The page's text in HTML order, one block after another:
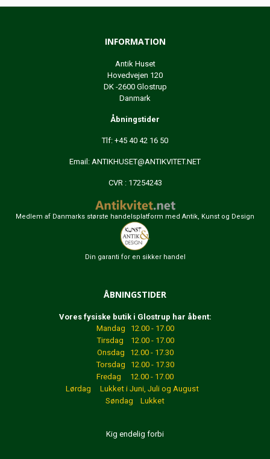
INFORMATION
Antik Huset
Hovedvejen 120
DK -2600 Glostrup
Danmark
Åbningstider
Tlf: +45 40 42 16 50
Email: ANTIKHUSET@ANTIKVITET.NET
CVR : 17254243
Medlem af Danmarks største handelsplatform med Antik, Kunst og Design
Din garanti for en sikker handel
ÅBNINGSTIDER
Vores fysiske butik i Glostrup har åbent:
Mandag 12.00 - 17.00
Tirsdag 12.00 - 17.00
Onsdag 12.00 - 17.30
Torsdag 12.00 - 17.30
Fredag 12.00 - 17.00
Lørdag Lukket i Juni, Juli og August
Søndag Lukket
Kig endelig forbi